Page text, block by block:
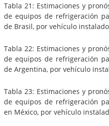
Tabla 21: Estimaciones y
de equipos de refrigeración
de Brasil, por vehículo
Tabla 22: Estimaciones y
de equipos de refrigeración
de Argentina, por vehículo
Tabla 23: Estimaciones y
de equipos de refrigeración
en México, por vehículo